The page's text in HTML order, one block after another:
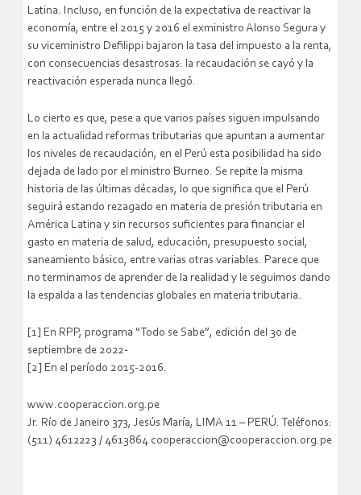
Latina. Incluso, en función de la expectativa de reactivar la
economía, entre el 2015 y 2016 el exministro Alonso Segura y
su viceministro Defilippi bajaron la tasa del impuesto a la renta,
con consecuencias desastrosas: la recaudación se cayó y la
reactivación esperada nunca llegó.
Lo cierto es que, pese a que varios países siguen impulsando
en la actualidad reformas tributarias que apuntan a aumentar
los niveles de recaudación, en el Perú esta posibilidad ha sido
dejada de lado por el ministro Burneo. Se repite la misma
historia de las últimas décadas, lo que significa que el Perú
seguirá estando rezagado en materia de presión tributaria en
América Latina y sin recursos suficientes para financiar el
gasto en materia de salud, educación, presupuesto social,
saneamiento básico, entre varias otras variables. Parece que
no terminamos de aprender de la realidad y le seguimos dando
la espalda a las tendencias globales en materia tributaria.
[1] En RPP, programa “Todo se Sabe”, edición del 30 de
septiembre de 2022-
[2] En el período 2015-2016.
www.cooperaccion.org.pe
Jr. Río de Janeiro 373, Jesús María, LIMA 11 – PERÚ. Teléfonos:
(511) 4612223 / 4613864 cooperaccion@cooperaccion.org.pe